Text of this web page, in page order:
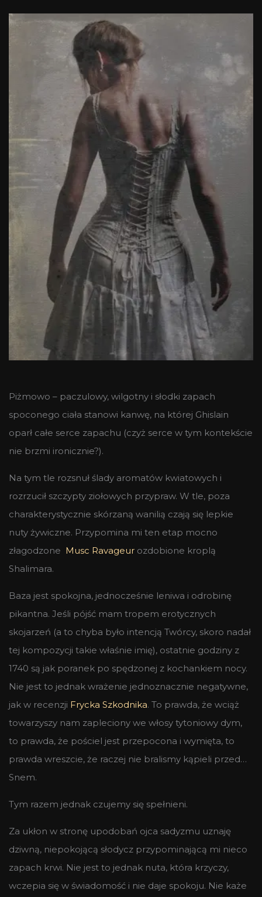
Piżmowo – paczulowy, wilgotny i słodki zapach
spoconego ciała stanowi kanwę, na której Ghislain
oparł całe serce zapachu (czyż serce w tym kontekście
nie brzmi ironicznie?).
Na tym tle rozsnuł ślady aromatów kwiatowych i
rozrzucił szczypty ziołowych przypraw. W tle, poza
charakterystycznie skórzaną wanilią czają się lepkie
nuty żywiczne. Przypomina mi ten etap mocno
złagodzone Musc Ravageur ozdobione kroplą
Shalimara.
Baza jest spokojna, jednocześnie leniwa i odrobinę
pikantna. Jeśli pójść mam tropem erotycznych
skojarzeń (a to chyba było intencją Twórcy, skoro nadał
tej kompozycji takie właśnie imię), ostatnie godziny z
1740 są jak poranek po spędzonej z kochankiem nocy.
Nie jest to jednak wrażenie jednoznacznie negatywne,
jak w recenzji Frycka Szkodnika. To prawda, że wciąż
towarzyszy nam zapleciony we włosy tytoniowy dym,
to prawda, że pościel jest przepocona i wymięta, to
prawda wreszcie, że raczej nie bralismy kąpieli przed…
Snem.
Tym razem jednak czujemy się spełnieni.
Za ukłon w stronę upodobań ojca sadyzmu uznaję
dziwną, niepokojącą słodycz przypominającą mi nieco
zapach krwi. Nie jest to jednak nuta, która krzyczy,
wczepia się w świadomość i nie daje spokoju. Nie każe